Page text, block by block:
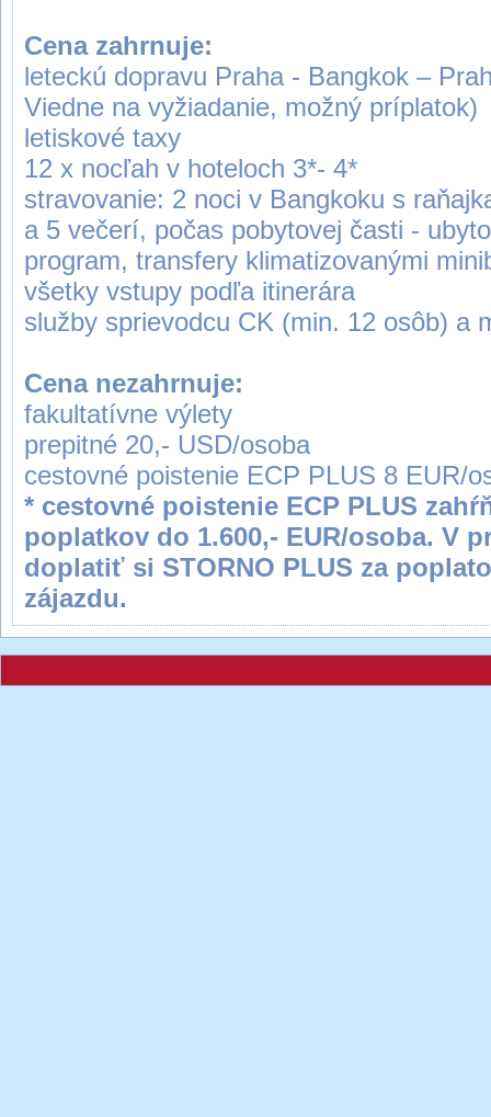
Cena zahrnuje:
leteckú dopravu Praha - Bangkok –
Viedne na vyžiadanie, možný príplatok)
letiskové taxy
12 x nocľah v hoteloch 3*- 4*
stravovanie: 2 noci v Bangkoku s
a 5 večerí, počas pobytovej časti -
program, transfery klimatizovanými
všetky vstupy podľa itinerára
služby sprievodcu CK (min. 12 osôb) a
Cena nezahrnuje:
fakultatívne výlety
prepitné 20,- USD/osoba
cestovné poistenie ECP PLUS 8 EUR/
* cestovné poistenie ECP PLUS
poplatkov do 1.600,- EUR/osoba. V
doplatiť si STORNO PLUS za
zájazdu.